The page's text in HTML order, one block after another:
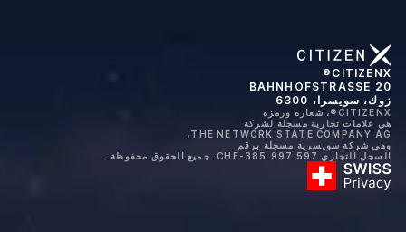
CITIZENX®
BAHNHOFSTRASSE 20
زوك، سويسرا، 6300
CITIZENX®، شعاره ورمزه
هي علامات تجارية مسجلة لشركة
THE NETWORK STATE COMPANY AG،
وهي شركة سويسرية مسجلة برقم
السجل التجاري CHE-385.997.597. جميع الحقوق محفوظة.